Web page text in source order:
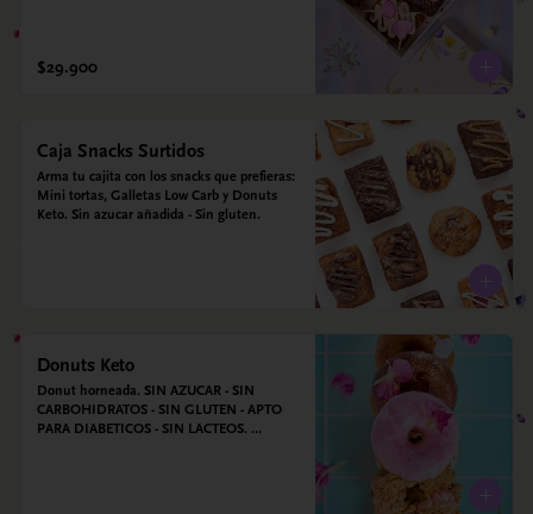
$29.900
Caja Snacks Surtidos
Arma tu cajita con los snacks que prefieras:
Mini tortas, Galletas Low Carb y Donuts
Keto. Sin azucar añadida - Sin gluten.
Donuts Keto
Donut horneada. SIN AZUCAR - SIN
CARBOHIDRATOS - SIN GLUTEN - APTO
PARA DIABETICOS - SIN LACTEOS.